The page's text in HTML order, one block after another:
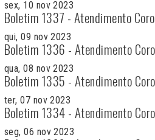
sex, 10 nov 2023
Boletim 1337 - Atendimento
qui, 09 nov 2023
Boletim 1336 - Atendimento
qua, 08 nov 2023
Boletim 1335 - Atendimento
ter, 07 nov 2023
Boletim 1334 - Atendimento
seg, 06 nov 2023